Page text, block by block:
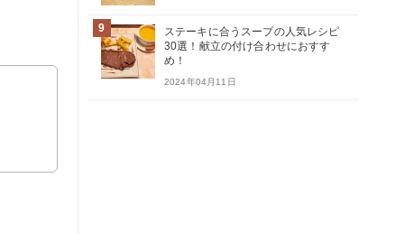
9
ステーキに合うスープの人気レシピ
30選！献立の付け合わせにおすす
め！
2024年04月11日